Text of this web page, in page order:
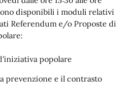
disponibili i moduli relativi
Referendum e/o Proposte di
popolare
prevenzione e il contrasto